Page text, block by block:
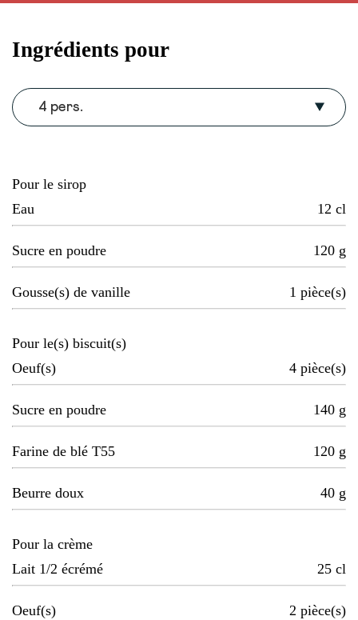
Ingrédients pour
4 pers.
Pour le sirop
Eau
12 cl
Sucre en poudre 120 g
Gousse(s) de vanille 1 pièce(s)
Pour le(s) biscuit(s)
Oeuf(s)
4 pièce(s)
Sucre en poudre 140 g
Farine de blé T55 120 g
Beurre doux 40 g
Pour la crème
Lait 1/2 écrémé
25 cl
Oeuf(s) 2 pièce(s)